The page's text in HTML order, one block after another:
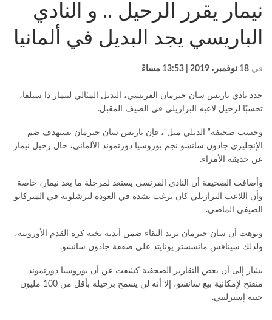
نيمار يقرر الرحيل .. و النادي
الباريسي يجد البديل في ألمانيا
في 18 نوفمبر، 2019 | 13:53 مساءً
حدد نادي باريس سان جيرمان الفرنسي، البديل المثالي لنيمار دا سيلفا،
تحسبًا لرحيل لاعبه البرازيلي في الصيف المقبل.
وحسب صحيفة“ الديلي ميل“، فإن باريس سان جيرمان يستهدف ضم
الإنجليزي جادون سانشو نجم بوروسيا دورتموند الألماني، حال رحيل نيمار
عن حديقة الأمراء.
وأضافت الصحيفة أن النادي الفرنسي يستعد لمرحلة ما بعد نيمار، خاصة
وأن اللاعب البرازيلي كان يرغب بشدة في العودة لبرشلونة في الميركاتو
الصيفي الماضي.
ونوهت أن سان جيرمان يريد البقاء ضمن أندية نخبة كرة القدم الأوروبية،
ولذلك سينافس مانشستر يونايتد على صفقة جادون سانشو.
يشار إلى أن بعض التقارير الصحفية كشفت عن أن بوروسيا دورتموند
منفتح لإمكانية بيع سانشو، إلا أنه لن يسمح برحيله بأقل من 100 مليون
جنيه إسترليني.